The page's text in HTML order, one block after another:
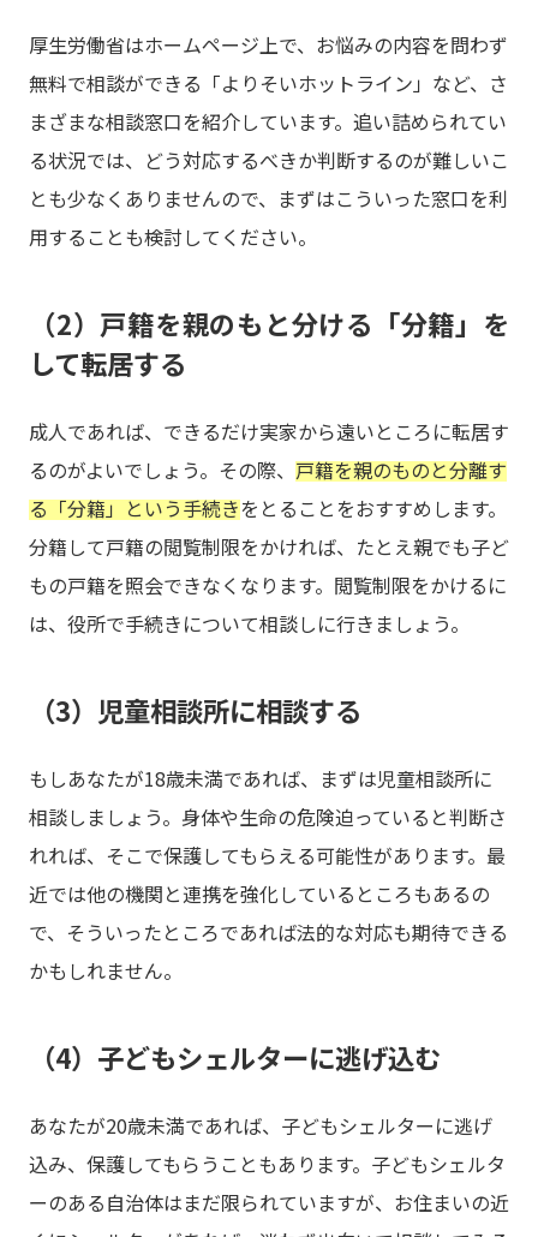
厚生労働省はホームページ上で、お悩みの内容を問わず
無料で相談ができる「よりそいホットライン」など、さ
まざまな相談窓口を紹介しています。追い詰められてい
る状況では、どう対応するべきか判断するのが難しいこ
とも少なくありませんので、まずはこういった窓口を利
用することも検討してください。
（2）戸籍を親のもと分ける「分籍」を
して転居する
成人であれば、できるだけ実家から遠いところに転居す
るのがよいでしょう。その際、 戸籍を親のものと分離す
る「分籍」という手続きをとることをおすすめします。
分籍して戸籍の閲覧制限をかければ、たとえ親でも子ど
もの戸籍を照会できなくなります。閲覧制限をかけるに
は、役所で手続きについて相談しに行きましょう。
（3）児童相談所に相談する
もしあなたが18歳未満であれば、まずは児童相談所に
相談しましょう。身体や生命の危険迫っていると判断さ
れれば、そこで保護してもらえる可能性があります。最
近では他の機関と連携を強化しているところもあるの
で、そういったところであれば法的な対応も期待できる
かもしれません。
（4）子どもシェルターに逃げ込む
あなたが20歳未満であれば、子どもシェルターに逃げ
込み、保護してもらうこともあります。子どもシェルタ
ーのある自治体はまだ限られていますが、お住まいの近